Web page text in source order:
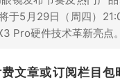
于5月29日（周四）
Pro硬件技术革新亮点。
文章或订阅栏目包